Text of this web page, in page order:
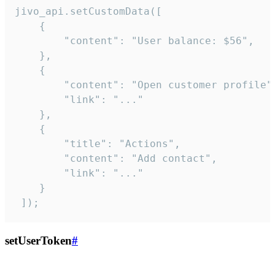
jivo_api.setCustomData([
    {
        "content": "User balance: $56",
    },
    {
"content": "Open customer
        "link": "..."
    },
    {
        "title": "Actions",
        "content": "Add contact",
        "link": "..."
    }
]);
setUserToken#